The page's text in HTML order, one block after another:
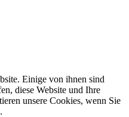
Einige von ihnen sind
diese Website und Ihre
unsere Cookies, wenn Sie